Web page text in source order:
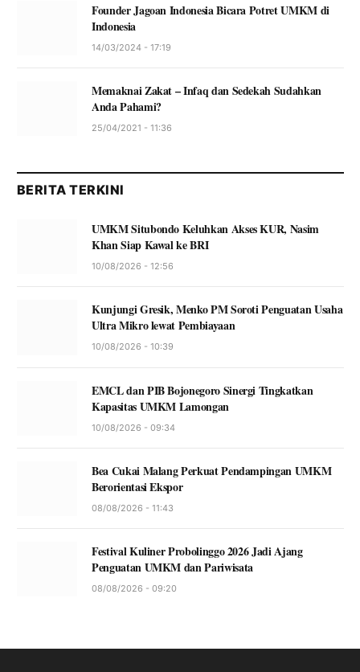
Founder Jagoan Indonesia Bicara Potret UMKM di
Indonesia
14/03/2024 - 17:19
Memaknai Zakat – Infaq dan Sedekah Sudahkan
Anda Pahami?
25/04/2021 - 11:36
BERITA TERKINI
UMKM Situbondo Keluhkan Akses KUR, Nasim
Khan Siap Kawal ke BRI
10/08/2026 - 12:56
Kunjungi Gresik, Menko PM Soroti Penguatan Usaha
Ultra Mikro lewat Pembiayaan
10/08/2026 - 10:39
EMCL dan PIB Bojonegoro Sinergi Tingkatkan
Kapasitas UMKM Lamongan
10/08/2026 - 09:34
Bea Cukai Malang Perkuat Pendampingan UMKM
Berorientasi Ekspor
08/08/2026 - 11:43
Festival Kuliner Probolinggo 2026 Jadi Ajang
Penguatan UMKM dan Pariwisata
08/08/2026 - 09:20